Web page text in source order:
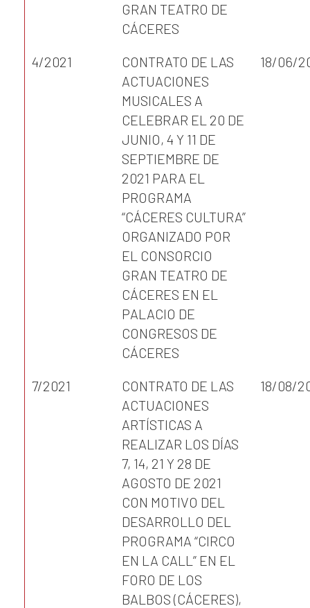
GRAN TEATRO DE
CÁCERES
4/2021
CONTRATO DE LAS
ACTUACIONES
MUSICALES A
CELEBRAR EL 20 DE
JUNIO, 4 Y 11 DE
SEPTIEMBRE DE
2021 PARA EL
PROGRAMA
“CÁCERES CULTURA”
ORGANIZADO POR
EL CONSORCIO
GRAN TEATRO DE
CÁCERES EN EL
PALACIO DE
CONGRESOS DE
CÁCERES
18/06/
7/2021
CONTRATO DE LAS
ACTUACIONES
ARTÍSTICAS A
REALIZAR LOS DÍAS
7, 14, 21 Y 28 DE
AGOSTO DE 2021
CON MOTIVO DEL
DESARROLLO DEL
PROGRAMA “CIRCO
EN LA CALL” EN EL
FORO DE LOS
BALBOS (CÁCERES),
18/08/